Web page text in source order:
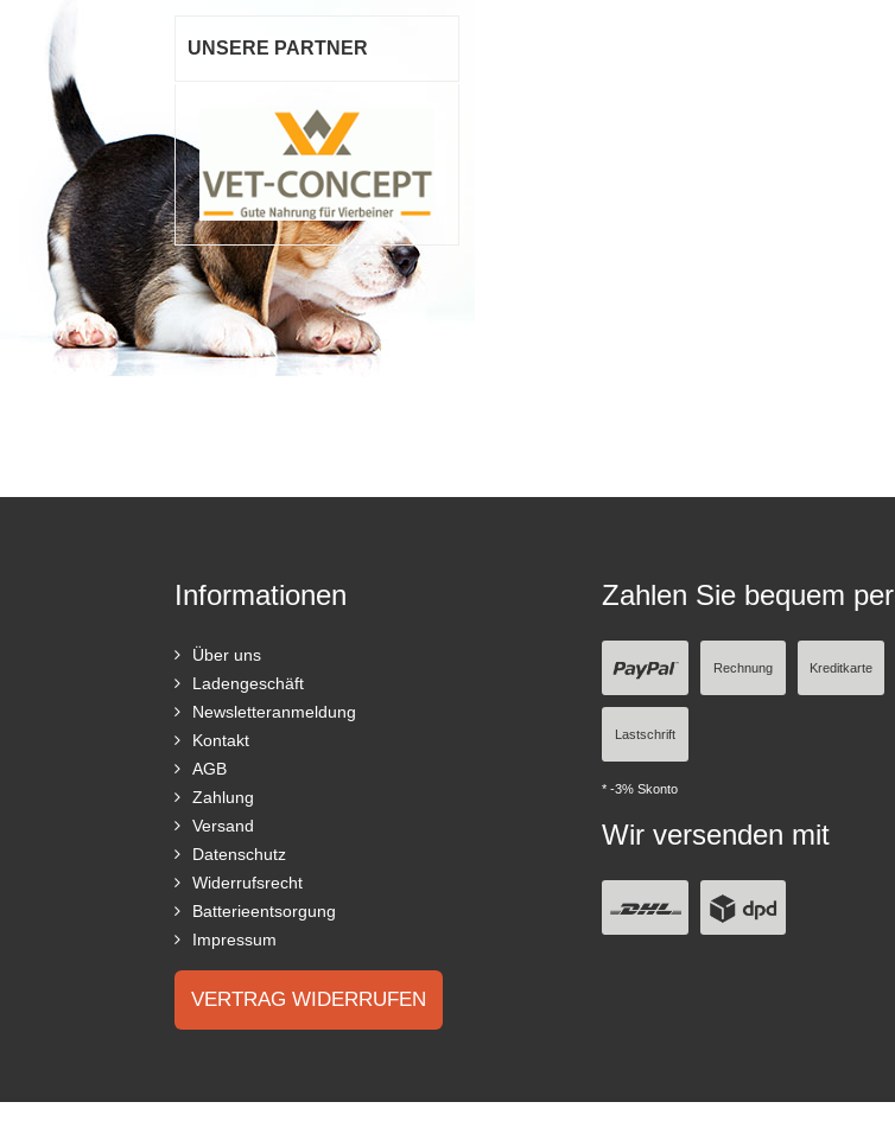
UNSERE PARTNER
Informationen
Über uns
Ladengeschäft
Newsletteranmeldung
Kontakt
AGB
Zahlung
Versand
Datenschutz
Widerrufsrecht
Batterieentsorgung
Impressum
VERTRAG WIDERRUFEN
Zahlen Sie bequem per
Rechnung Kreditkarte
Lastschrift
* -3% Skonto
Wir versenden mit